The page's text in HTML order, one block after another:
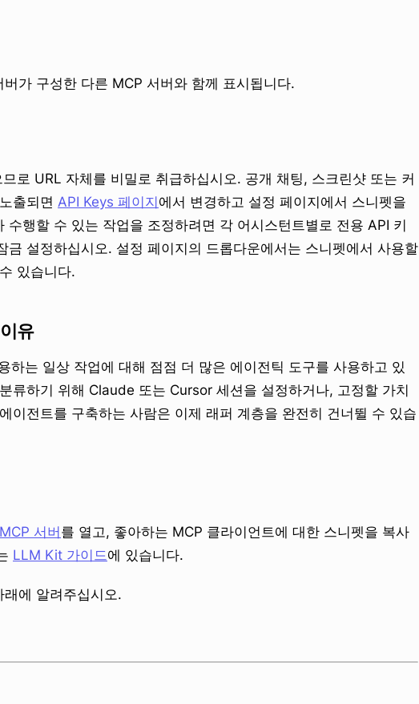
가 구성한 다른 MCP 서버와 함께 표시됩니다.
로 URL 자체를 비밀로 취급하십시오. 공개 채팅, 스크린샷 또는 커
출되면 API Keys 페이지에서 변경하고 설정 페이지에서 스니펫을
수행할 수 있는 작업을 조정하려면 각 어시스턴트별로 전용 API 키
금 설정하십시오. 설정 페이지의 드롭다운에서는 스니펫에서 사용할
있습니다.
유
하는 일상 작업에 대해 점점 더 많은 에이전틱 도구를 사용하고 있
류하기 위해 Claude 또는 Cursor 세션을 설정하거나, 고정할 가치
이전트를 구축하는 사람은 이제 래퍼 계층을 완전히 건너뛸 수 있습
서버를 열고, 좋아하는 MCP 클라이언트에 대한 스니펫을 복사
LLM Kit 가이드에 있습니다.
에 알려주십시오.